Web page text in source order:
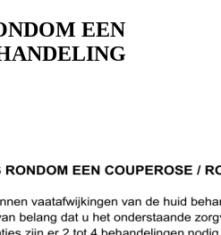
EEN